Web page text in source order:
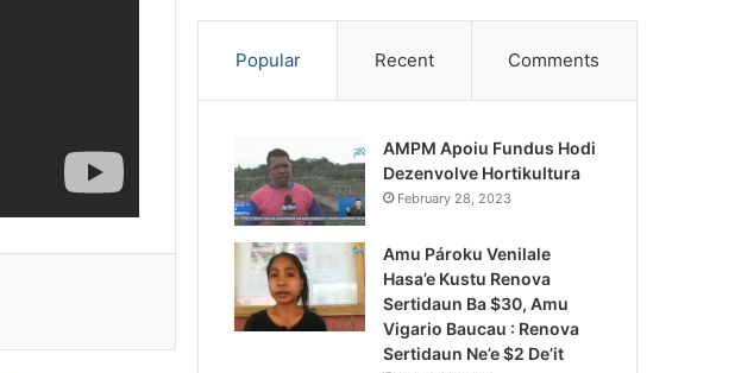
Popular Recent Comments
AMPM Apoiu Fundus Hodi
Dezenvolve Hortikultura
February 28, 2023
Amu Pároku Venilale
Hasa’e Kustu Renova
Sertidaun Ba $30, Amu
Vigario Baucau : Renova
Sertidaun Ne’e $2 De’it